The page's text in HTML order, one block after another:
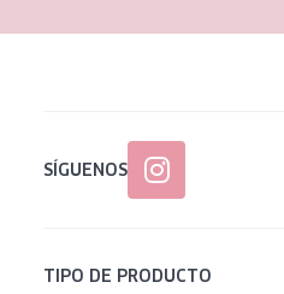
SÍGUENOS
TIPO DE PRODUCTO